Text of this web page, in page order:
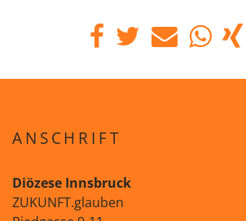
ANSCHRIFT
Diözese Innsbruck
ZUKUNFT.glauben